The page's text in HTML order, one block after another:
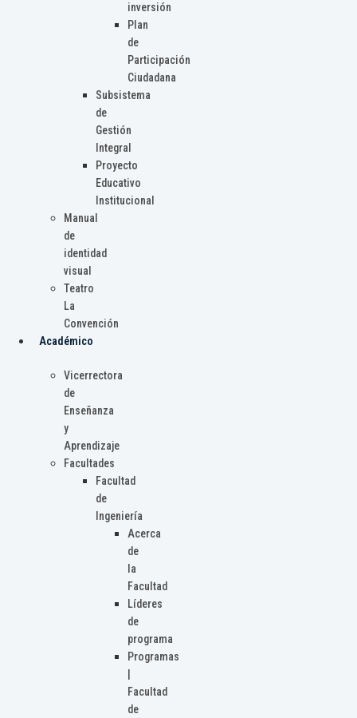
inversión
Plan
de
Participación
Ciudadana
Subsistema
de
Gestión
Integral
Proyecto
Educativo
Institucional
Manual
de
identidad
visual
Teatro
La
Convención
Académico
Vicerrectora
de
Enseñanza
y
Aprendizaje
Facultades
Facultad
de
Ingeniería
Acerca
de
la
Facultad
Líderes
de
programa
Programas
Facultad
de